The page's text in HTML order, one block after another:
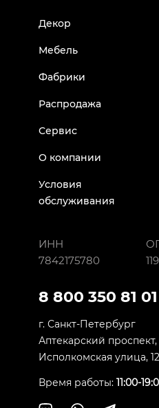
Декор
Мебель
Фабрики
Распродажа
Сервис
О компании
Условия
обслуживания
ИНН
7842175780
8 800 350 81 01
г. Санкт-Петербург
Аптекарский проспект,
Исполкомская улица, 12
Время работы: 11:00-